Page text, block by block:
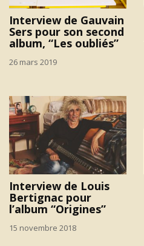
Interview de Gauvain
Sers pour son second
album, “Les oubliés”
26 mars 2019
Interview de Louis
Bertignac pour
l’album “Origines”
15 novembre 2018